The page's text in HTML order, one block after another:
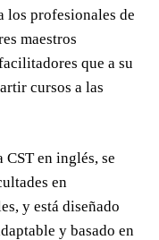
los profesionales de
maestros
que a su
cursos a las
en inglés, se
en
y está diseñado
y basado en